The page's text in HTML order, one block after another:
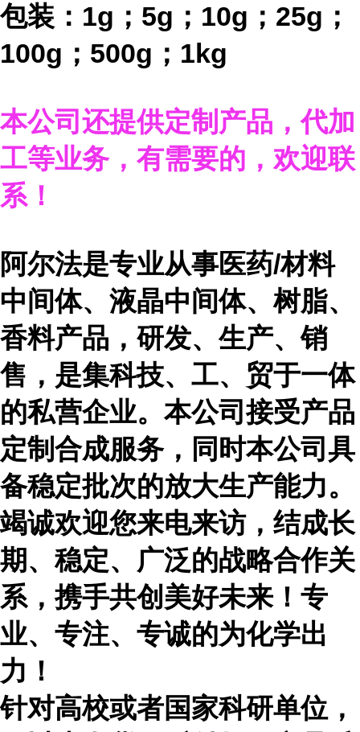
包装： 1g；5g；10g；25g；
100g；500g；1kg
本公司还提供定制产品，代加
工等业务，有需要的，欢迎联
系！
阿尔法是专业从事医药/材料
中间体、液晶中间体、树脂、
香料产品，研发、生产、销
售，是集科技、工、贸于一体
的私营企业。本公司接受产品
定制合成服务，同时本公司具
备稳定批次的放大生产能力。
竭诚欢迎您来电来访，结成长
期、稳定、广泛的战略合作关
系，携手共创美好未来！专
业、专注、专诚的为化学出
力！
针对高校或者国家科研单位，